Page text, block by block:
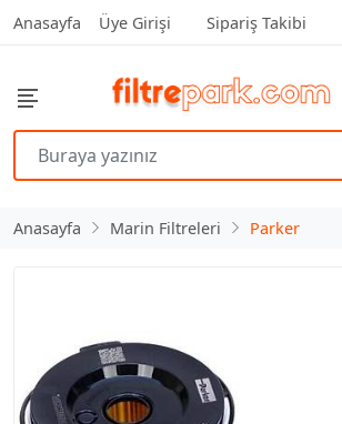
Anasayfa Üye Girişi Sipariş Takibi
Anasayfa Marin Filtreleri Parker